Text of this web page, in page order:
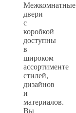
Межкомнатные
двери
с
коробкой
доступны
в
широком
ассортименте
стилей,
дизайнов
и
материалов.
Вы